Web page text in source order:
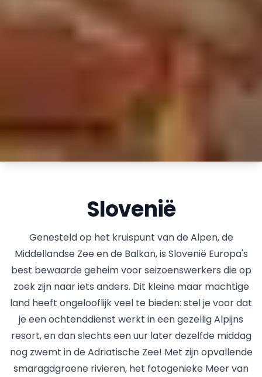
Slovenië
Genesteld op het kruispunt van de Alpen, de
Middellandse Zee en de Balkan, is Slovenië Europa's
best bewaarde geheim voor seizoenswerkers die op
zoek zijn naar iets anders. Dit kleine maar machtige
land heeft ongelooflijk veel te bieden: stel je voor dat
je een ochtenddienst werkt in een gezellig Alpijns
resort, en dan slechts een uur later dezelfde middag
nog zwemt in de Adriatische Zee! Met zijn opvallende
smaragdgroene rivieren, het fotogenieke Meer van